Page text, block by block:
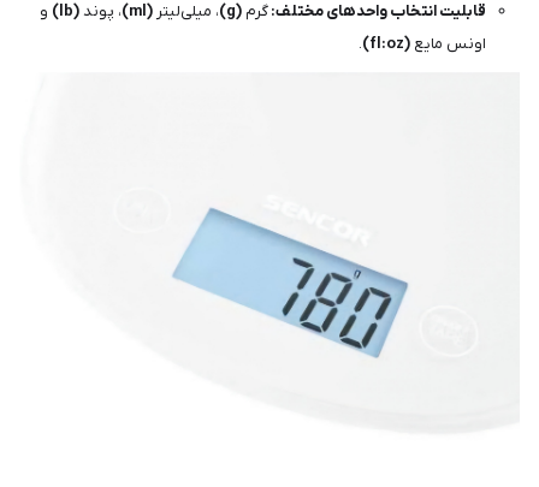
قابلیت انتخاب واحدهای مختلف:گرم(g) ، میلی‌لیتر(ml) ، پوند(lb)
و
اونس مایع(fl:oz)
.